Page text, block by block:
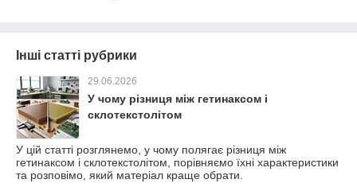
Інші статті рубрики
29.06.2026
У чому різниця між гетинаксом і
склотекстолітом
У цій статті розглянемо, у чому полягає різниця між
гетинаксом і склотекстолітом, порівняємо їхні характеристики
та розповімо, який матеріал краще обрати.